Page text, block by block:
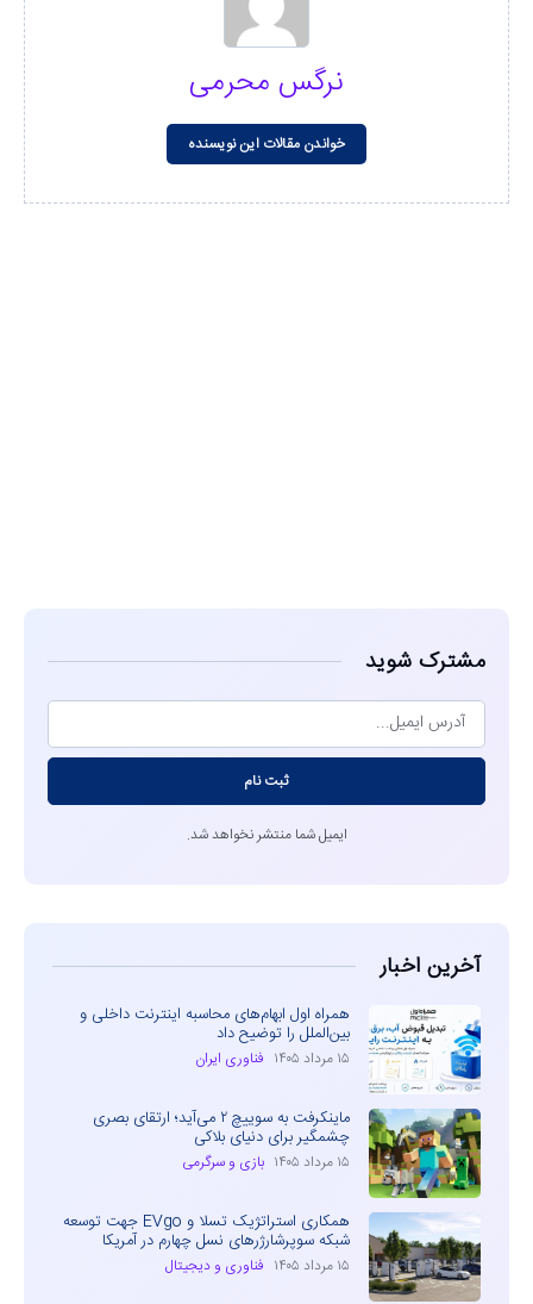
نرگس محرمی
خواندن مقالات این نویسنده
مشترک شوید
ثبت نام
ایمیل شما منتشر نخواهد شد.
آخرین اخبار
همراه اول ابهام‌های محاسبه اینترنت داخلی و
بین‌الملل را توضیح داد
۱۵ مرداد ۱۴۰۵ فناوری ایران
ماینکرفت به سوییچ ۲ می‌آید؛ ارتقای بصری
چشمگیر برای دنیای بلاکی
۱۵ مرداد ۱۴۰۵ بازی و سرگرمی
همکاری استراتژیک تسلا و EVgo جهت توسعه
شبکه سوپرشارژرهای نسل چهارم در آمریکا
۱۵ مرداد ۱۴۰۵ فناوری و دیجیتال